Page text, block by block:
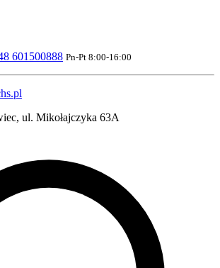
601500888 Pn-Pt 8:00-16:00
ul. Mikołajczyka 63A